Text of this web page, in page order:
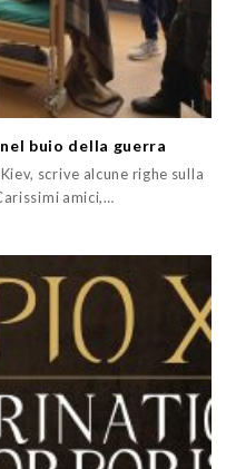
buio della guerra
scrive alcune righe sulla
amici,…